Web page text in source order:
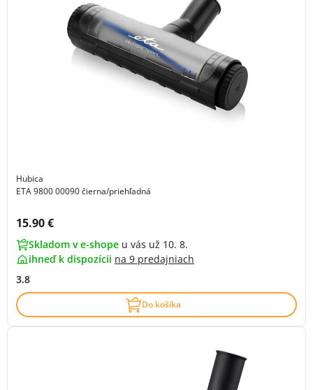
Hubica
ETA 9800 00090 čierna/priehľadná
Cena s DPH:
15.90 €
Skladom v e-shope u vás už 10. 8.
ihneď k dispozícii na 9 predajniach
3.8
Do košíka